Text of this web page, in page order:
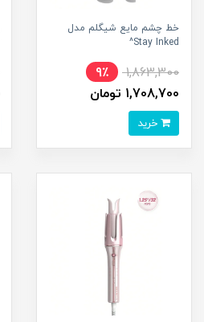
خط چشم مایع شیگلم مدل
Stay Inked^
1,863,300
9٪
1,708,700 تومان